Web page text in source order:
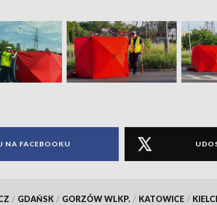
NA FACEBOOKU
/ GDAŃSK / GORZÓW WLKP. / KATOWICE /